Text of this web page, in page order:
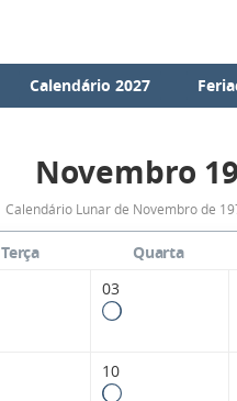
Calendário 2027
Fases
da
Lua
Novembro
Calendário Lunar de Novembro de
Terça Quarta
03
10